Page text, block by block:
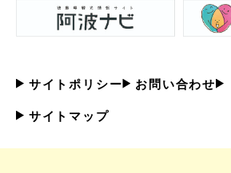
サイトポリシー お問い合わせ
サイトマップ